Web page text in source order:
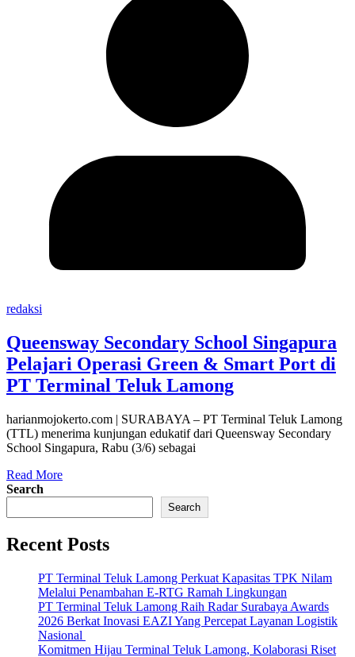
redaksi
Queensway Secondary School Singapura
Pelajari Operasi Green & Smart Port di
PT Terminal Teluk Lamong
harianmojokerto.com | SURABAYA – PT Terminal Teluk Lamong
(TTL) menerima kunjungan edukatif dari Queensway Secondary
School Singapura, Rabu (3/6) sebagai
Read More
Search
Search
Recent Posts
PT Terminal Teluk Lamong Perkuat Kapasitas TPK Nilam
Melalui Penambahan E-RTG Ramah Lingkungan
PT Terminal Teluk Lamong Raih Radar Surabaya Awards
2026 Berkat Inovasi EAZI Yang Percepat Layanan Logistik
Nasional
Komitmen Hijau Terminal Teluk Lamong, Kolaborasi Riset